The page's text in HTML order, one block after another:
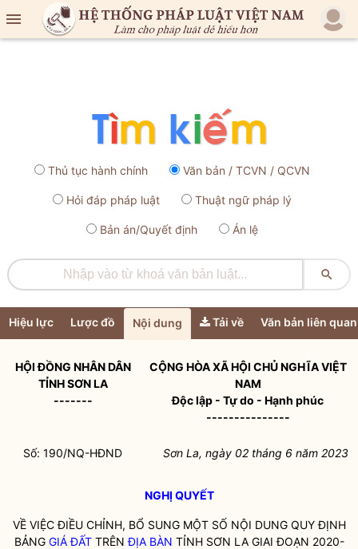

Thủ tục hành chính Văn bản / TCVN / QCVN
Hỏi đáp pháp luật Thuật ngữ pháp lý
Bản án/Quyết định Án lệ

Hiệu lực Lược đồ Nội dung Tải về Văn bản liên quan
HỘI ĐỒNG NHÂN DÂN
TỈNH SƠN LA
-------
CỘNG HÒA XÃ HỘI CHỦ NGHĨA VIỆT
NAM
Độc lập - Tự do - Hạnh phúc
---------------
Số: 190/NQ-HĐND Sơn La, ngày 02 tháng 6 năm 2023
NGHỊ QUYẾT
VỀ VIỆC ĐIỀU CHỈNH, BỔ SUNG MỘT SỐ NỘI DUNG QUY ĐỊNH
BẢNG GIÁ ĐẤTTRÊNĐỊA BÀN TỈNH SƠN LA GIAI ĐOẠN 2020-